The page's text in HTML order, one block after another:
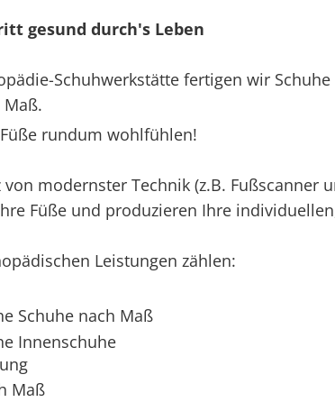
gesund durch's Leben
Schuhwerkstätte fertigen wir
rundum wohlfühlen!
modernster Technik (z.B. Fußscanner
Füße und produzieren Ihre
Leistungen zählen:
Schuhe nach Maß
Innenschuhe
Maß